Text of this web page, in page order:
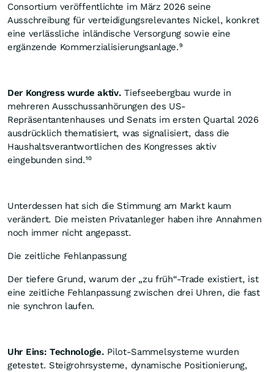
Consortium veröffentlichte im März 2026 seine
Ausschreibung für verteidigungsrelevantes Nickel, konkret
eine verlässliche inländische Versorgung sowie eine
ergänzende Kommerzialisierungsanlage.⁹
Der Kongress wurde aktiv. Tiefseebergbau wurde in
mehreren Ausschussanhörungen des US-
Repräsentantenhauses und Senats im ersten Quartal 2026
ausdrücklich thematisiert, was signalisiert, dass die
Haushaltsverantwortlichen des Kongresses aktiv
eingebunden sind.¹⁰
Unterdessen hat sich die Stimmung am Markt kaum
verändert. Die meisten Privatanleger haben ihre Annahmen
noch immer nicht angepasst.
Die zeitliche Fehlanpassung
Der tiefere Grund, warum der „zu früh“-Trade existiert, ist
eine zeitliche Fehlanpassung zwischen drei Uhren, die fast
nie synchron laufen.
Uhr Eins: Technologie. Pilot-Sammelsysteme wurden
getestet. Steigrohrsysteme, dynamische Positionierung,